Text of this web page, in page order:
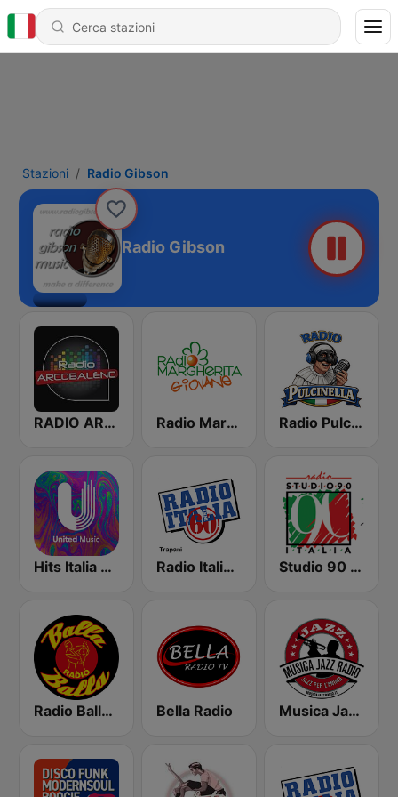
Stazioni Radio Gibson
Radio Gibson
RADIO ARCOBALENO Radio Margherita Giovane Radio Pulcinella Napoli
Hits Italia 60 - United Music Radio Italia Anni 60 - Trapani Studio 90 Italia
Radio Balla Balla Bella Radio Musica Jazz Radio